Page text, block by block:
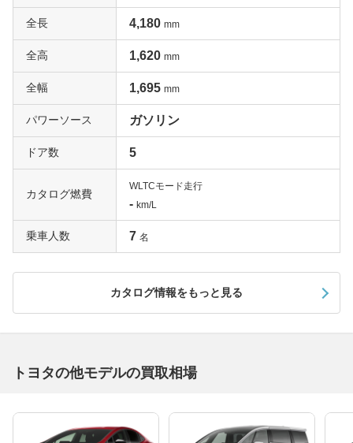
全長 4,180 mm
全高 1,620 mm
全幅 1,695 mm
パワーソース ガソリン
ドア数 5
カタログ燃費
WLTCモード走行
- km/L
乗車人数 7 名
カタログ情報をもっと見る
トヨタの他モデルの買取相場